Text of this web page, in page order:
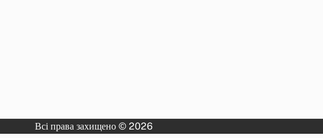
Всі права захищено © 2026